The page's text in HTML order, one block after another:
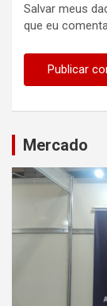
Salvar meus
que eu
Mercado